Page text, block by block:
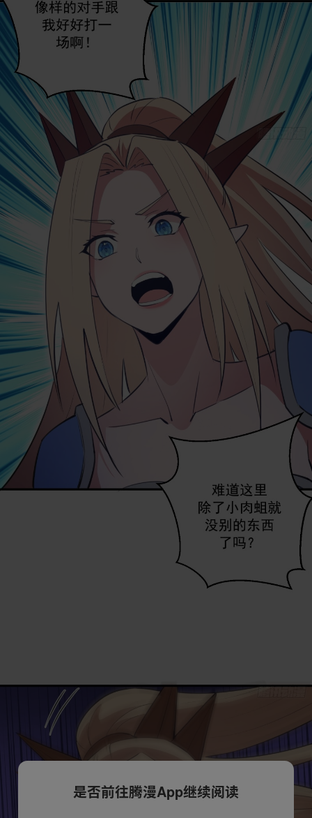
是否前往腾漫App继续阅读